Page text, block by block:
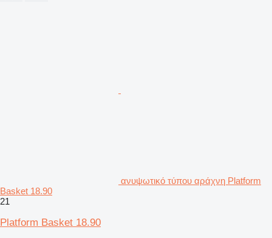
ανυψωτικό τύπου αράχνη Platform
Basket 18.90
21
Platform Basket 18.90